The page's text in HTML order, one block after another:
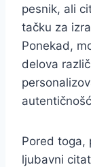
pesnik, ali
tačku za
Ponekad,
delova
Pored toga,
ljubavni